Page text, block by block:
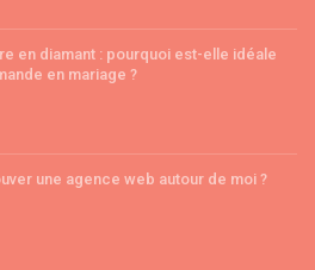
en diamant : pourquoi est-elle idéale
en mariage ?
une agence web autour de moi ?